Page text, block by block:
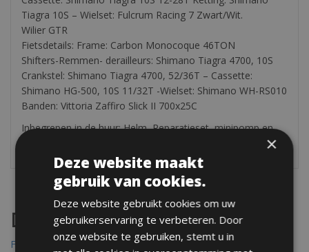
Tiagra 10S – Wielset: Fulcrum Racing 7 Zwart/Wit.
Wilier GTR
Fietsdetails: Frame: Carbon Monocoque 46TON
Shifters-Remmen- derailleurs: Shimano Tiagra 4700, 10S
Crankstel: Shimano Tiagra 4700, 52/36T – Cassette:
Shimano HG-500, 10S 11/32T -Wielset: Shimano WH-RS010
Banden: Vittoria Zaffiro Slick II 700x25C
Inbegrepen in de huur: Helm, Reparatieset, minipomp en
Destinations
Frejus Fietsverhuur
×
Deze website maakt
gebruik van cookies.
Deze website gebruikt cookies om uw
gebruikerservaring te verbeteren. Door
onze website te gebruiken, stemt u in